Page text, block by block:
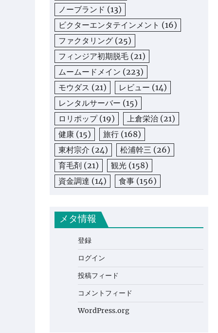
ノーブランド (13)
ビクターエンタテインメント (16)
ファクタリング (25)
フィンジア初期脱毛 (21)
ムームードメイン (223)
モウダス (21) レビュー (14)
レンタルサーバー (15)
ロリポップ(19) 上倉栄治 (21)
健康 (15) 旅行 (168)
東村宗介 (24) 松浦幹三 (26)
育毛剤 (21) 観光 (158)
資金調達 (14) 食事 (156)
メタ情報
登録
ログイン
投稿フィード
コメントフィード
WordPress.org